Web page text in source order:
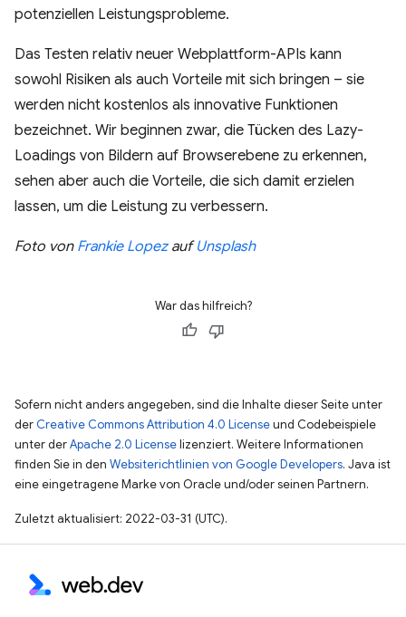
potenziellen Leistungsprobleme.
Das Testen relativ neuer Webplattform-APIs kann
sowohl Risiken als auch Vorteile mit sich bringen – sie
werden nicht kostenlos als innovative Funktionen
bezeichnet. Wir beginnen zwar, die Tücken des Lazy-
Loadings von Bildern auf Browserebene zu erkennen,
sehen aber auch die Vorteile, die sich damit erzielen
lassen, um die Leistung zu verbessern.
Foto von Frankie LopezaufUnsplash
War das hilfreich?
Sofern nicht anders angegeben, sind die Inhalte dieser Seite unter
der Creative Commons Attribution 4.0 Licenseund Codebeispiele
unter derApache 2.0 Licenselizenziert. Weitere Informationen
finden Sie in den Websiterichtlinien von Google Developers. Java ist
eine eingetragene Marke von Oracle und/oder seinen Partnern.
Zuletzt aktualisiert: 2022-03-31 (UTC).